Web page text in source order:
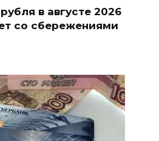
в августе 2026
со сбережениями